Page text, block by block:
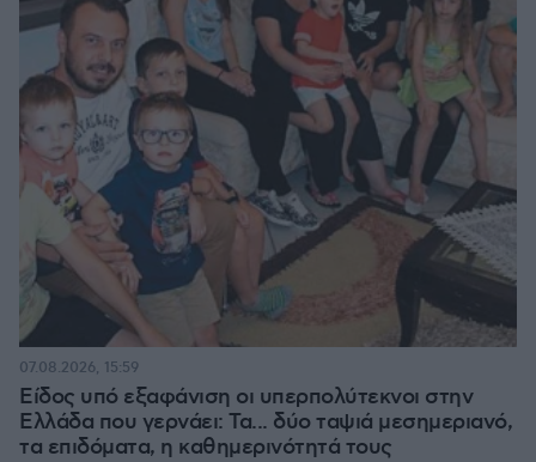
Είδος υπό εξαφάνιση οι υπερπολύτεκνοι στην
Ελλάδα που γερνάει: Τα... δύο ταψιά μεσημεριανό,
τα επιδόματα, η καθημερινότητά τους
07.08.2026, 15:59